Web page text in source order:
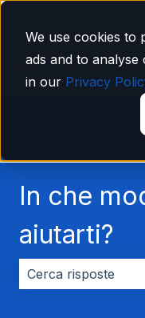
We use cookies to
ads and to
in our Privacy
In che
aiutarti?